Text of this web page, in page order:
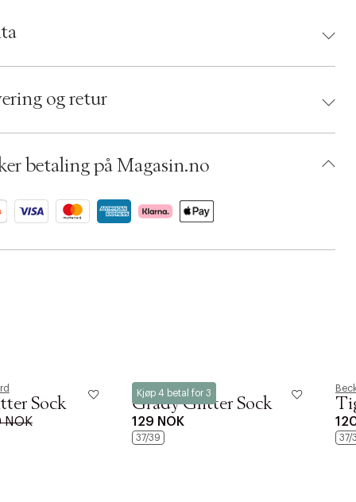
Size: 37/39
06316395, 06316394, 06538746, 06316389
0CAC
og retur
betaling på Magasin.no
Sock
NOK
Kjøp 4 betal for 3
Becksöndergaard
Grady Glitter Sock
129 NOK
37/39 37/